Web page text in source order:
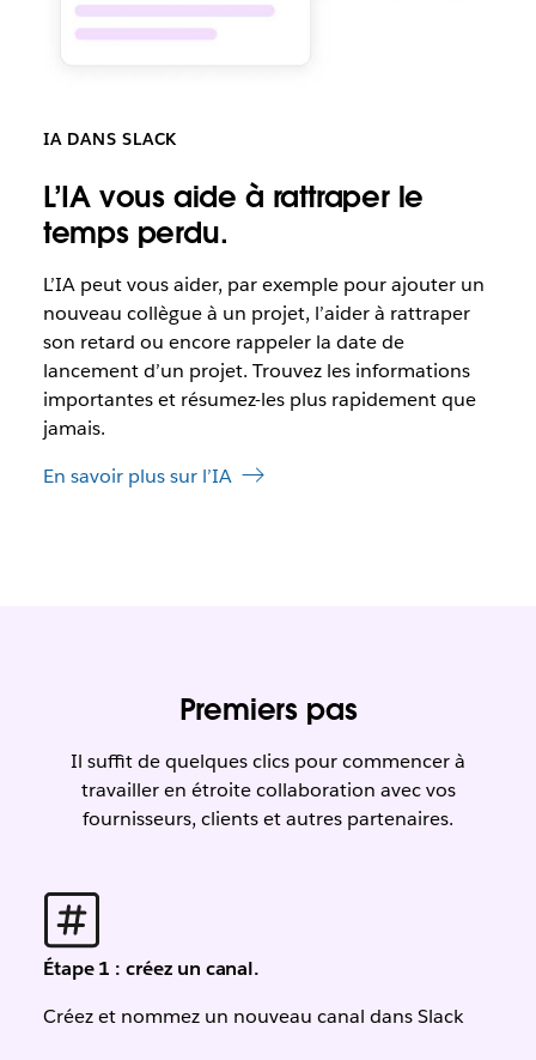
IA DANS SLACK
L’IA vous aide à rattraper le
temps perdu.
L’IA peut vous aider, par exemple pour ajouter un
nouveau collègue à un projet, l’aider à rattraper
son retard ou encore rappeler la date de
lancement d’un projet. Trouvez les informations
importantes et résumez-les plus rapidement que
jamais.
En savoir plus sur l’IA
Premiers pas
Il suffit de quelques clics pour commencer à
travailler en étroite collaboration avec vos
fournisseurs, clients et autres partenaires.
Étape 1 : créez un canal.
Créez et nommez un nouveau canal dans Slack